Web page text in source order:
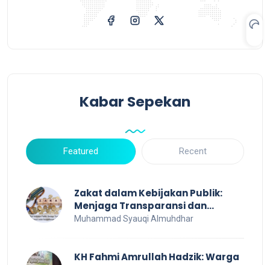
Kabar Sepekan
Featured Recent
Zakat dalam Kebijakan Publik:
Menjaga Transparansi dan
Efisiensi untuk Kesejahteraan
Muhammad Syauqi Almuhdhar
KH Fahmi Amrullah Hadzik: Warga